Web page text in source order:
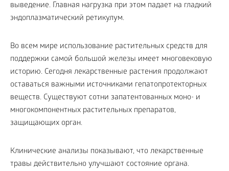
выведение. Главная нагрузка при этом падает на гладкий
эндоплазматический ретикулум.
Во всем мире использование растительных средств для
поддержки самой большой железы имеет многовековую
историю. Сегодня лекарственные растения продолжают
оставаться важными источниками гепатопротекторных
веществ. Существуют сотни запатентованных моно- и
многокомпонентных растительных препаратов,
защищающих орган.
Клинические анализы показывают, что лекарственные
травы действительно улучшают состояние органа.